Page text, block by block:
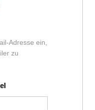
Adresse ein,
zu